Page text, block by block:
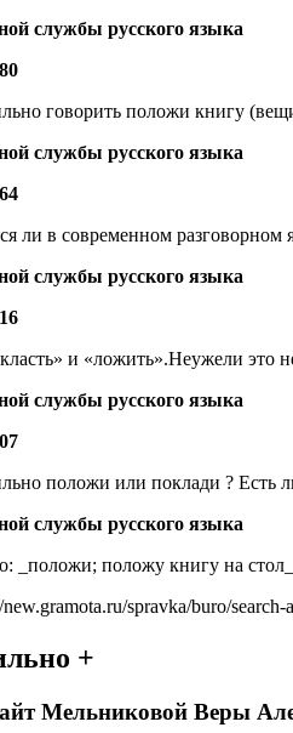
службы русского языка
говорить положи книгу
службы русского языка
ли в современном
службы русского языка
и «ложить».Неужели это
службы русского языка
положи или поклади ? Есть
службы русского языка
_положи; положу книгу на
spravka/buro/
+
Мельниковой Веры